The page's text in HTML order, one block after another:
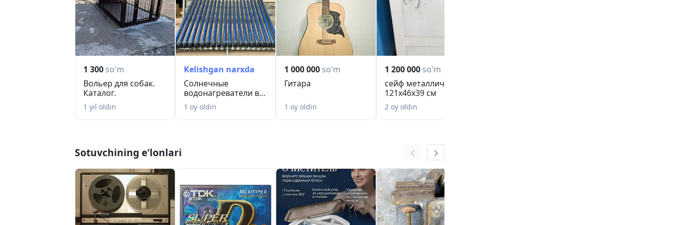
1 300 so'm
Вольер для собак.
Каталог.
1 yil oldin
Kelishgan narxda
Солнечные
водонагреватели в
Узбекистан
1 oy oldin
1 000 000 so'm
Гитара
1 oy oldin
1 200 000 so'm
сейф металлический
121х46х39 см
2 oy oldin
Sotuvchining e'lonlari